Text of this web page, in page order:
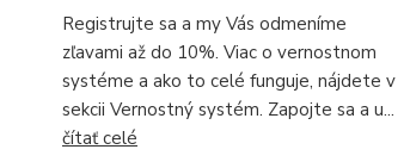
Registrujte sa a my Vás odmeníme
zľavami až do 10%. Viac o vernostnom
systéme a ako to celé funguje, nájdete v
sekcii Vernostný systém. Zapojte sa a u...
čítať celé